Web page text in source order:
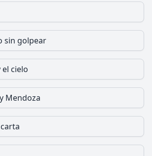
sin golpear
cielo
Mendoza